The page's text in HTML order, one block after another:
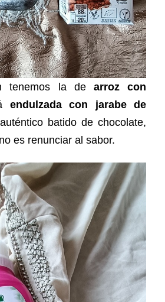
tenemos la de arroz con
endulzada con jarabe de
batido de chocolate,
es renunciar al sabor.